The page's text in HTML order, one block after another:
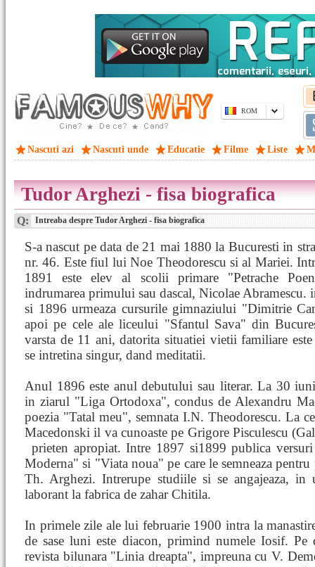
ROM
Nascuti azi Nascuti unde Educatie Filme Liste
Tudor Arghezi - fisa biografica
Q: Intreaba despre Tudor Arghezi - fisa biografica
S-a nascut pe data de 21 mai 1880 la Bucuresti in
nr. 46. Este fiul lui Noe Theodorescu si al Mariei.
1891 este elev al scolii primare "Petrache
indrumarea primului sau dascal, Nicolae Abramescu.
si 1896 urmeaza cursurile gimnaziului "Dimitrie
apoi pe cele ale liceului "Sfantul Sava" din
varsta de 11 ani, datorita situatiei vietii familiare
se intretina singur, dand meditatii.
Anul 1896 este anul debutului sau literar. La 30
in ziarul "Liga Ortodoxa", condus de Alexandru
poezia "Tatal meu", semnata I.N. Theodorescu. La
Macedonski il va cunoaste pe Grigore Pisculescu
prieten apropiat. Intre 1897 si1899publica
Moderna" si "Viata noua" pe care le semneaza
Th. Arghezi. Intrerupe studiile si se angajeaza, in
laborant la fabrica de zahar Chitila.
In primele zile ale lui februarie 1900 intra la
de sase luni este diacon, primind numele Iosif. Pe
revista bilunara "Linia dreapta", impreuna cu V.